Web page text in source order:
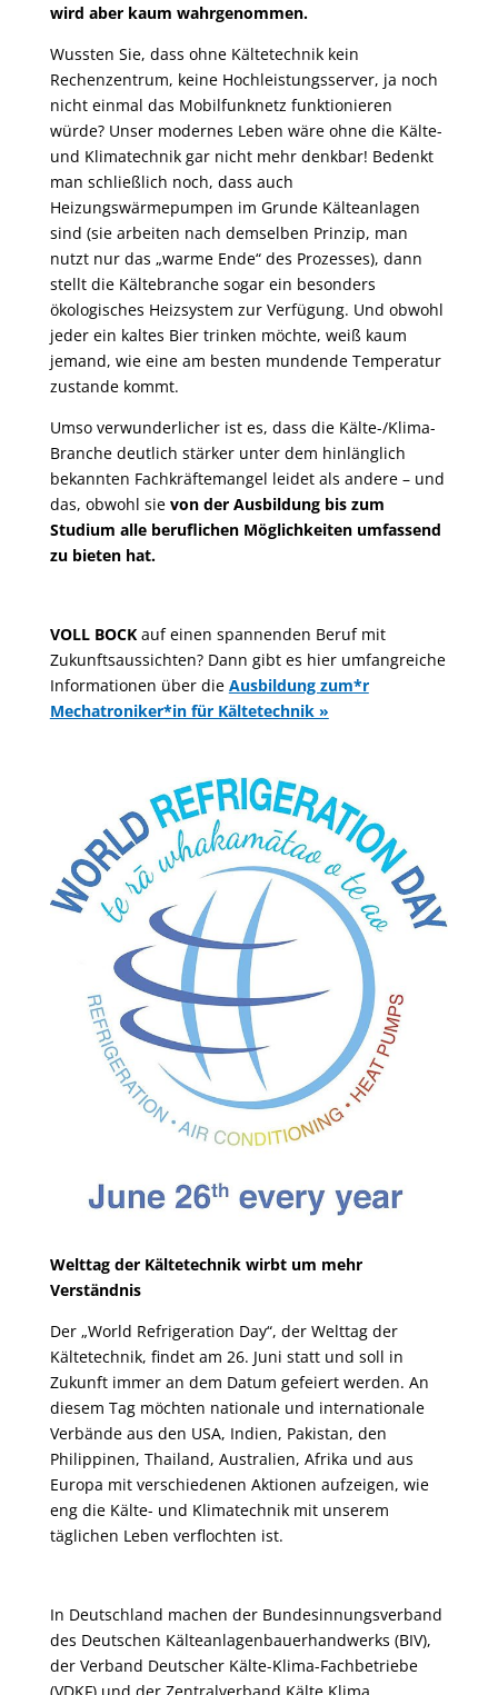
wird aber kaum wahrgenommen.
Wussten Sie, dass ohne Kältetechnik kein
Rechenzentrum, keine Hochleistungsserver, ja noch
nicht einmal das Mobilfunknetz funktionieren
würde? Unser modernes Leben wäre ohne die Kälte-
und Klimatechnik gar nicht mehr denkbar! Bedenkt
man schließlich noch, dass auch
Heizungswärmepumpen im Grunde Kälteanlagen
sind (sie arbeiten nach demselben Prinzip, man
nutzt nur das „warme Ende“ des Prozesses), dann
stellt die Kältebranche sogar ein besonders
ökologisches Heizsystem zur Verfügung. Und obwohl
jeder ein kaltes Bier trinken möchte, weiß kaum
jemand, wie eine am besten mundende Temperatur
zustande kommt.
Umso verwunderlicher ist es, dass die Kälte-/Klima-
Branche deutlich stärker unter dem hinlänglich
bekannten Fachkräftemangel leidet als andere – und
das, obwohl sie von der Ausbildung bis zum
Studium alle beruflichen Möglichkeiten umfassend
zu bieten hat.
VOLL BOCK auf einen spannenden Beruf mit
Zukunftsaussichten? Dann gibt es hier umfangreiche
Informationen über die Ausbildung zum*r
Mechatroniker*in für Kältetechnik »
Welttag der Kältetechnik wirbt um mehr
Verständnis
Der „World Refrigeration Day“, der Welttag der
Kältetechnik, findet am 26. Juni statt und soll in
Zukunft immer an dem Datum gefeiert werden. An
diesem Tag möchten nationale und internationale
Verbände aus den USA, Indien, Pakistan, den
Philippinen, Thailand, Australien, Afrika und aus
Europa mit verschiedenen Aktionen aufzeigen, wie
eng die Kälte- und Klimatechnik mit unserem
täglichen Leben verflochten ist.
In Deutschland machen der Bundesinnungsverband
des Deutschen Kälteanlagenbauerhandwerks (BIV),
der Verband Deutscher Kälte-Klima-Fachbetriebe